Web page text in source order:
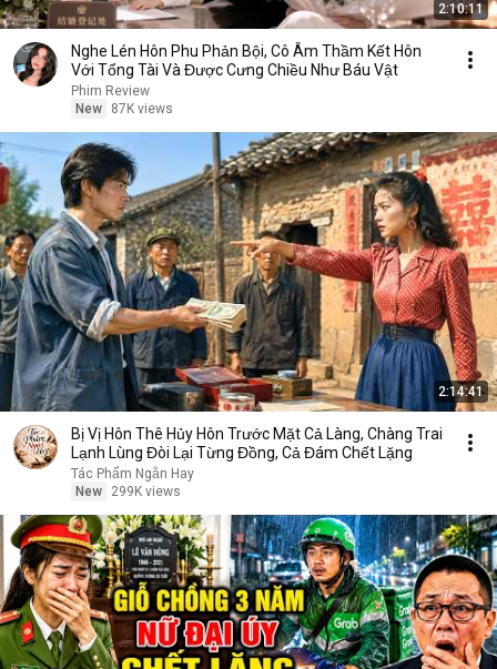
2:10:11
Nghe Lén Hôn Phu Phản Bội, Cô Âm Thầm Kết Hôn
Với Tổng Tài Và Được Cưng Chiều Như Báu Vật
Phim Review
New
87K views
2:14:41
Bị Vị Hôn Thê Hủy Hôn Trước Mặt Cả Làng, Chàng Trai
Lạnh Lùng Đòi Lại Từng Đồng, Cả Đám Chết Lặng
Tác Phẩm Ngắn Hay
New
299K views